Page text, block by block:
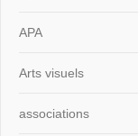
APA
Arts visuels
associations